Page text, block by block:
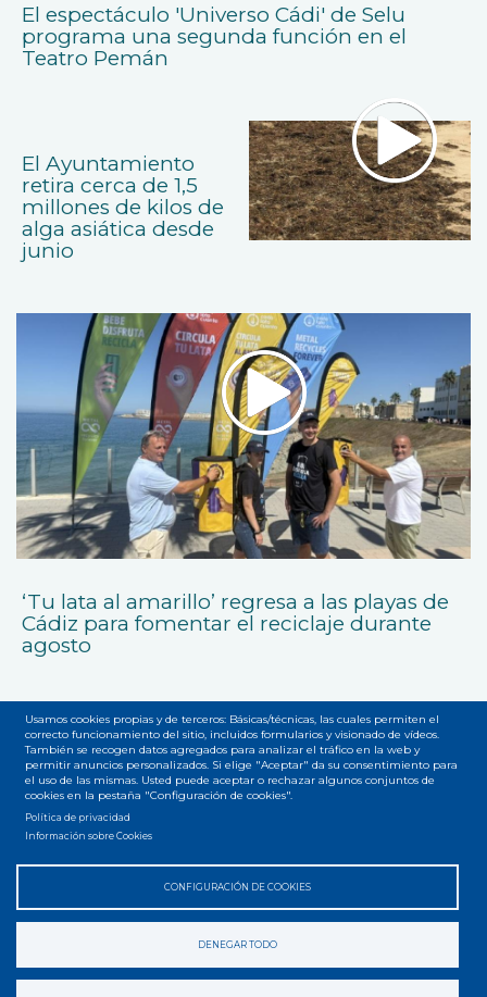
El espectáculo 'Universo Cádi' de Selu
programa una segunda función en el
Teatro Pemán
El Ayuntamiento
retira cerca de 1,5
millones de kilos de
alga asiática desde
junio
‘Tu lata al amarillo’ regresa a las playas de
Cádiz para fomentar el reciclaje durante
agosto
Menú
del
Accesibilidad Privacidad Legal Cookies
Usamos cookies propias y de terceros: Básicas/técnicas, las cuales permiten el
correcto funcionamiento del sitio, incluidos formularios y visionado de vídeos.
También se recogen datos agregados para analizar el tráfico en la web y
permitir anuncios personalizados. Si elige "Aceptar" da su consentimiento para
el uso de las mismas. Usted puede aceptar o rechazar algunos conjuntos de
cookies en la pestaña "Configuración de cookies".
Política de privacidad
Información sobre Cookies
CONFIGURACIÓN DE COOKIES
DENEGAR TODO